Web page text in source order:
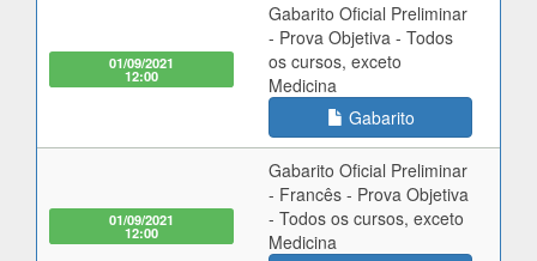
01/09/2021
12:00
Gabarito Oficial Preliminar
- Prova Objetiva - Todos
os cursos, exceto
Medicina
Gabarito
01/09/2021
12:00
Gabarito Oficial Preliminar
- Francês - Prova Objetiva
- Todos os cursos, exceto
Medicina